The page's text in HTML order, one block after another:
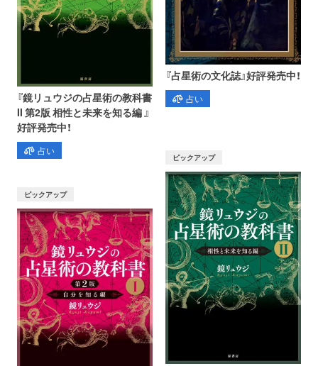
『鏡リュウジの占星術の教科書
II 第2版 相性と未来を知る編 』
好評発売中！
占い
『占星術の文化誌』好評発売中！
占い
ピックアップ
ピックアップ